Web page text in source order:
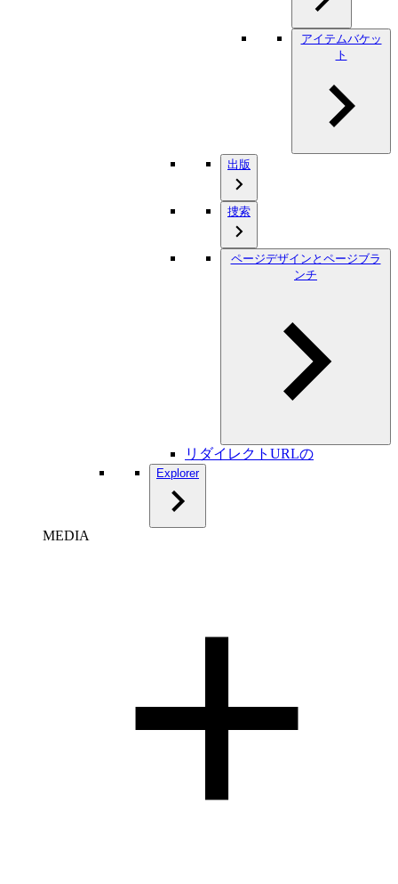
アイテムバケッ
ト
出版
捜索
ページデザインとページブラ
ンチ
リダイレクトURLの
Explorer
MEDIA